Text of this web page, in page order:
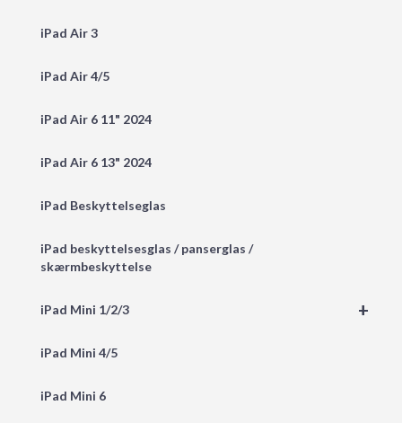
iPad Air 3
iPad Air 4/5
iPad Air 6 11" 2024
iPad Air 6 13" 2024
iPad Beskyttelseglas
iPad beskyttelsesglas / panserglas /
skærmbeskyttelse
+
iPad Mini 1/2/3
iPad Mini 4/5
iPad Mini 6